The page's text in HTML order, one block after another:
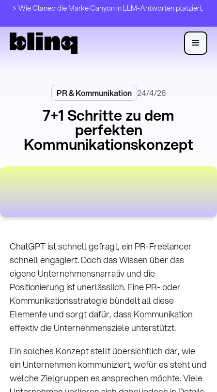
⚡️ Wie Claneo die Marke Canyon in LLM-Antworten platziert.
PR & Kommunikation 24/4/26
7+1 Schritte zu dem
perfekten
Kommunikationskonzept
ChatGPT ist schnell gefragt, ein PR-Freelancer
schnell engagiert. Doch das Wissen über das
eigene Unternehmensnarrativ und die
Positionierung ist unerlässlich. Eine PR- oder
Kommunikationsstrategie bündelt all diese
Elemente und sorgt dafür, dass Kommunikation
effektiv die Unternehmensziele unterstützt.
Ein solches Konzept stellt übersichtlich dar, wie
ein Unternehmen kommuniziert, wofür es steht und
welche Zielgruppen es ansprechen möchte. Viele